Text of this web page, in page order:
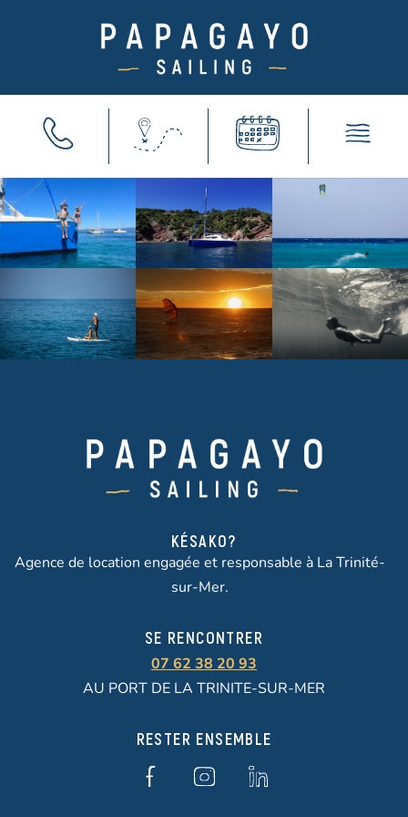
KÉSAKO?
Agence de location engagée et responsable à La Trinité-
sur-Mer.
SE RENCONTRER
07 62 38 20 93
AU PORT DE LA TRINITE-SUR-MER
RESTER ENSEMBLE